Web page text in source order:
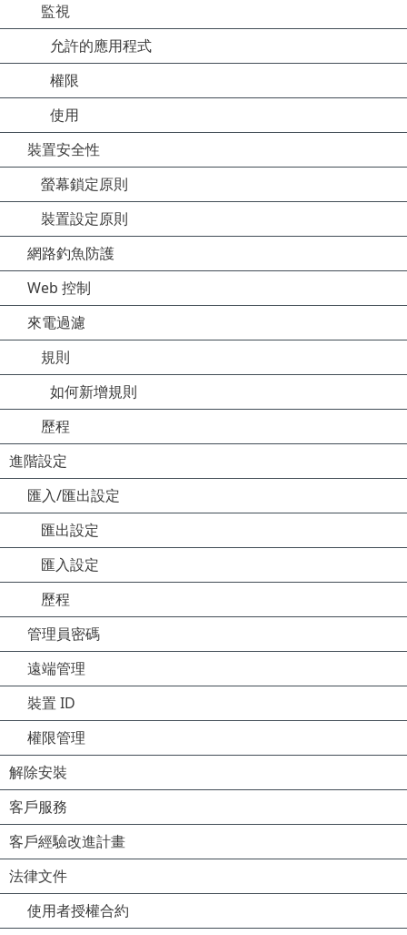
監視
允許的應用程式
權限
使用
裝置安全性
螢幕鎖定原則
裝置設定原則
網路釣魚防護
Web 控制
來電過濾
規則
如何新增規則
歷程
進階設定
匯入/匯出設定
匯出設定
匯入設定
歷程
管理員密碼
遠端管理
裝置 ID
權限管理
解除安裝
客戶服務
客戶經驗改進計畫
法律文件
使用者授權合約